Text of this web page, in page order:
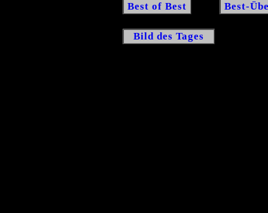
Best of Best Best-
Bild des Tages